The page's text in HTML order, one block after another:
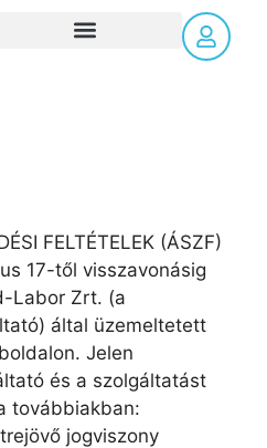
FELTÉTELEK (ÁSZF)
17-től visszavonásig
Labor Zrt. (a
által üzemeltetett
Jelen
és a szolgáltatást
továbbiakban:
jogviszony